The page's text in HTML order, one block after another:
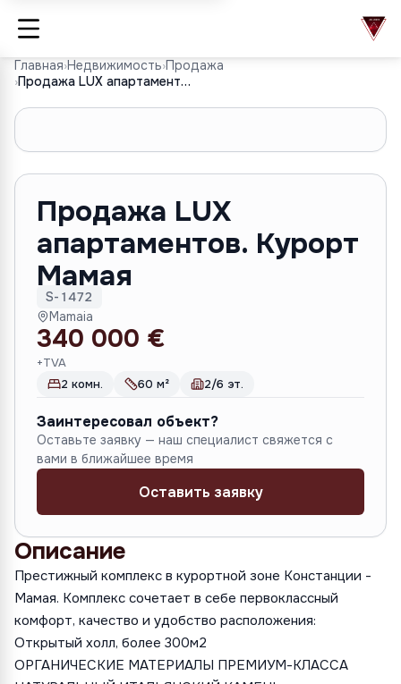
Главная›Недвижимость›Продажа
›
Продажа LUX апартаментов. Курорт Мамая
1/9
Продажа LUX
апартаментов. Курорт
Мамая
S-1472
Mamaia
340 000 €
+TVA
2 комн.
60 м² 2/6 эт.
Заинтересовал объект?
Оставьте заявку — наш специалист свяжется с
вами в ближайшее время
Оставить заявку
Описание
Престижный комплекс в курортной зоне Констанции -
Мамая. Комплекс сочетает в себе первоклассный
комфорт, качество и удобство расположения:
Открытый холл, более 300м2
ОРГАНИЧЕСКИЕ МАТЕРИАЛЫ ПРЕМИУМ-КЛАССА